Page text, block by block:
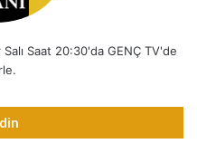
Saat 20:30'da GENÇ TV'de